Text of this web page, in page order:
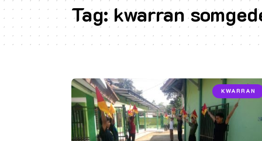
Tag:kwarran
KWARRAN